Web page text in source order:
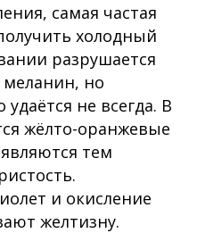
самая частая
холодный
разрушается
но
не всегда. В
жёлто-оранжевые
тем
и окисление
желтизну.